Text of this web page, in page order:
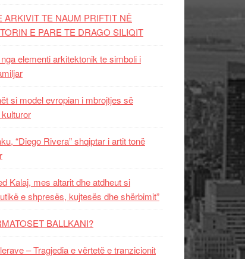
ARKIVIT TE NAUM PRIFTIT NË
E PARE TE DRAGO SILIQIT
elementi arkitektonik te simboli i
si model evropian i mbrojtjes së
“Diego Rivera” shqiptar i artit tonë
Kalaj, mes altarit dhe atdheut si
e shpresës, kujtesës dhe shërbimit”
BALLKANI?
– Tragjedia e vërtetë e tranzicionit